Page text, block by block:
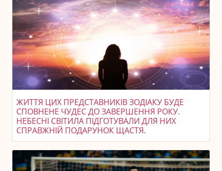
ЖИТТЯ ЦИХ ПРЕДСТАВНИКІВ ЗОДІАКУ БУДЕ
СПОВНЕНЕ ЧУДЕС ДО ЗАВЕРШЕННЯ РОКУ.
НЕБЕСНІ СВІТИЛА ПІДГОТУВАЛИ ДЛЯ НИХ
СПРАВЖНІЙ ПОДАРУНОК ЩАСТЯ.